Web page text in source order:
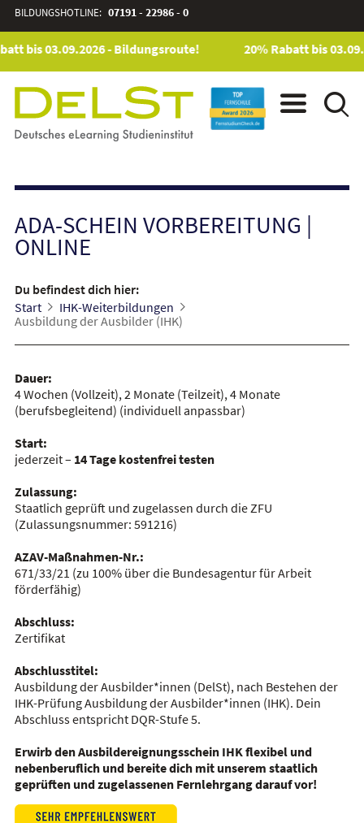
BILDUNGSHOTLINE: 07191 - 22986 - 0
bis 03.09.2026 - Bildungsroute! 20% Rabatt bis
ADA-SCHEIN VORBEREITUNG |
ONLINE
Du befindest dich hier:
Start
IHK-Weiterbildungen
Ausbildung der Ausbilder (IHK)
Dauer:
4 Wochen (Vollzeit), 2 Monate (Teilzeit), 4 Monate
(berufsbegleitend) (individuell anpassbar)
Start:
jederzeit – 14 Tage kostenfrei testen
Zulassung:
Staatlich geprüft und zugelassen durch die ZFU
(Zulassungsnummer: 591216)
AZAV-Maßnahmen-Nr.:
671/33/21 (zu 100% über die Bundesagentur für Arbeit
förderfähig)
Abschluss:
Zertifikat
Abschlusstitel:
Ausbildung der Ausbilder*innen (DelSt), nach Bestehen der
IHK-Prüfung Ausbildung der Ausbilder*innen (IHK). Dein
Abschluss entspricht DQR-Stufe 5.
Erwirb den Ausbildereignungsschein IHK flexibel und
nebenberuflich und bereite dich mit unserem staatlich
geprüften und zugelassenen Fernlehrgang darauf vor!